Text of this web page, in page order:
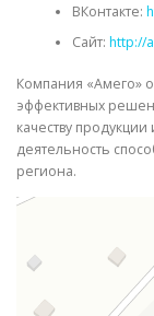
ВКонтакте:
Сайт: http://
Компания «Амего»
эффективных
качеству
деятельность
региона.